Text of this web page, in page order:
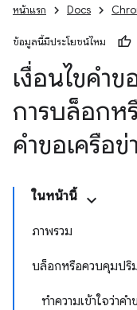
หน้าแรก Docs
ข้อมูลนี้มีประโยชน์ไหม
เงื่อนไขคำ
การบล็อก
คำขอเครือข่
ในหน้านี้
ภาพรวม
บล็อกหรือควบคุมปริ
ทำความเข้าใจว่า